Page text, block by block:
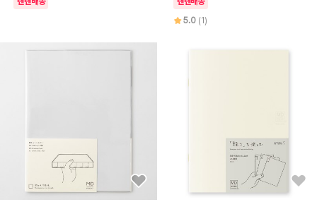
5.0 (1)